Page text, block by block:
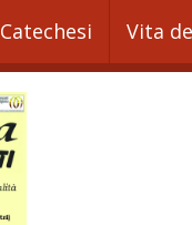
Catechesi Vita